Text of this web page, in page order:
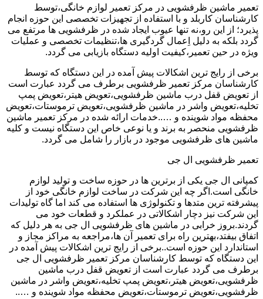
تعمیر ماشین ظرفشویی در مرکز تعمیر لوازم خانگی،توسط
کارشناسان کاربلد و با استفاده از تجهیزات تخصصی این حوزه انجام
پذیرد؛ از این رو،نه تنها عیوب ایجاد شده در ظرفشویی ها مرتفع می
گردد بلکه به دلیل اِعمال گردگیری ها،تنظیمات تخصصی و عملیات
ویژه در حین تعمیر،کیفیت اولیه دستگاه بازیابی می گردد.
برخی از رایج ترین اشکالات پیش آمده در این دستگاه که توسط
کارشناسان مرکز تعمیر ظرفشویی برطرف می گردد عبارت است
از تعویض قفل درب ماشین ظرفشویی،تعویض هیتر،تعویض پمپ
تخلیه،تعویض واشر در ماشین ظرفشویی،تعویض ترموستات،تعویض
محفظه مواد شوینده و …..خدمات ارائه شده در مرکز تعمیر ماشین
ظرفشویی منحصر به برند و یا نوعی خاص این دستگاه نیست و کلیه
ماشین های ظرفشویی موجود در بازار را شامل می گردد.
تعمیر ظرفشویی ال جی
کمپانی ال جی یکی از برترین ها در حوزه ساخت و تولید لوازم
خانگی است.اگر چه این شرکت در ساخت لوازم خانگی خود از
پیشرفته ترین متدها و تکنولوژی ها استفاده می کند اما گاه تولیدات
این شرکت نیز دچار اشکالاتی در عملکرد و قطعات خود می
گردند.بروز خرابی در ماشین های ظرفشویی ال جی به هر دلیل که
اتفاق بیفتد،بهترین راه برای تعمیر آن ها،مراجعه به مراکز مجاز و
استاندارد این حوزه است..برخی از رایج ترین اشکالات پیش آمده در
این دستگاه که توسط کارشناسان مرکز تعمیر ظرفشویی ال جی
برطرف می گردد عبارت است از تعویض قفل درب ماشین
ظرفشویی،تعویض هیتر،تعویض پمپ تخلیه،تعویض واشر در ماشین
ظرفشویی،تعویض ترموستات،تعویض محفظه مواد شوینده و …..